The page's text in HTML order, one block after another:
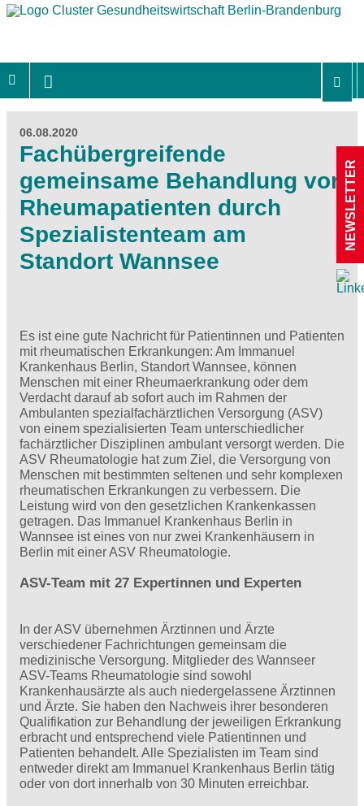
06.08.2020
Fachübergreifende
gemeinsame Behandlung von
Rheumapatienten durch
Spezialistenteam am
Standort Wannsee
Es ist eine gute Nachricht für Patientinnen und Patienten
mit rheumatischen Erkrankungen: Am Immanuel
Krankenhaus Berlin, Standort Wannsee, können
Menschen mit einer Rheumaerkrankung oder dem
Verdacht darauf ab sofort auch im Rahmen der
Ambulanten spezialfachärztlichen Versorgung (ASV)
von einem spezialisierten Team unterschiedlicher
fachärztlicher Disziplinen ambulant versorgt werden. Die
ASV Rheumatologie hat zum Ziel, die Versorgung von
Menschen mit bestimmten seltenen und sehr komplexen
rheumatischen Erkrankungen zu verbessern. Die
Leistung wird von den gesetzlichen Krankenkassen
getragen. Das Immanuel Krankenhaus Berlin in
Wannsee ist eines von nur zwei Krankenhäusern in
Berlin mit einer ASV Rheumatologie.
ASV-Team mit 27 Expertinnen und Experten
In der ASV übernehmen Ärztinnen und Ärzte
verschiedener Fachrichtungen gemeinsam die
medizinische Versorgung. Mitglieder des Wannseer
ASV-Teams Rheumatologie sind sowohl
Krankenhausärzte als auch niedergelassene Ärztinnen
und Ärzte. Sie haben den Nachweis ihrer besonderen
Qualifikation zur Behandlung der jeweiligen Erkrankung
erbracht und entsprechend viele Patientinnen und
Patienten behandelt. Alle Spezialisten im Team sind
entweder direkt am Immanuel Krankenhaus Berlin tätig
oder von dort innerhalb von 30 Minuten erreichbar.
NEWSLETTER